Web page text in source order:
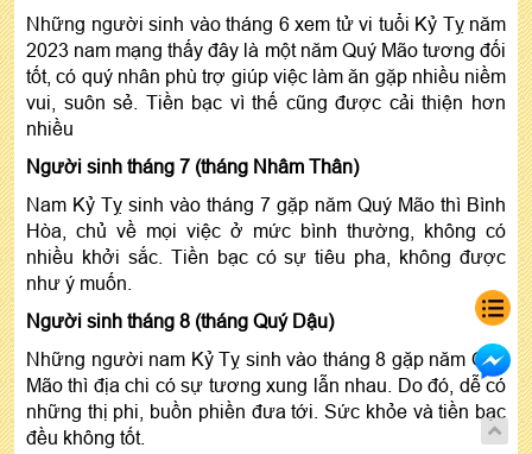
Những người sinh vào tháng 6 xem tử vi tuổi Kỷ Tỵ năm
2023 nam mạng thấy đây là một năm Quý Mão tương đối
tốt, có quý nhân phù trợ giúp việc làm ăn gặp nhiều niềm
vui, suôn sẻ. Tiền bạc vì thế cũng được cải thiện hơn
nhiều
Người sinh tháng 7 (tháng Nhâm Thân)
Nam Kỷ Tỵ sinh vào tháng 7 gặp năm Quý Mão thì Bình
Hòa, chủ về mọi việc ở mức bình thường, không có
nhiều khởi sắc. Tiền bạc có sự tiêu pha, không được
như ý muốn.
Người sinh tháng 8 (tháng Quý Dậu)
Những người nam Kỷ Tỵ sinh vào tháng 8 gặp năm Quý
Mão thì địa chi có sự tương xung lẫn nhau. Do đó, dễ có
những thị phi, buồn phiền đưa tới. Sức khỏe và tiền bạc
đều không tốt.